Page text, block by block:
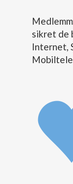
sikret de
Internet,